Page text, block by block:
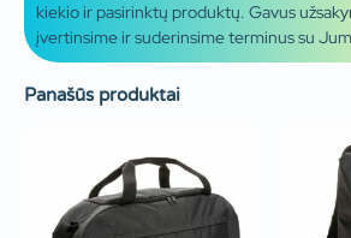
kiekio ir pasirinktų produktų. Gavus
įvertinsime ir suderinsime terminus su
Panašūs produktai